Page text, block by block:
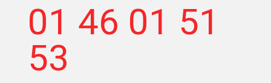
01 46 01 51
53